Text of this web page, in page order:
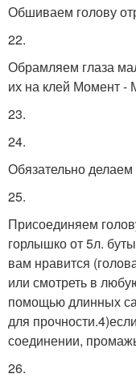
Обшиваем голову
22.
Обрамляем глаза
их на клей Момент -
23.
24.
Обязательно
25.
Присоединяем
горлышко от 5л.
вам нравится
или смотреть в
помощью длинных
для
соединении,
26.